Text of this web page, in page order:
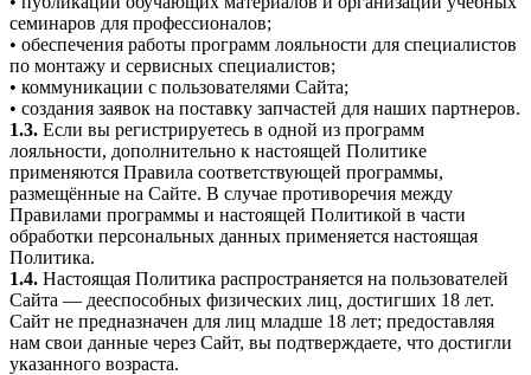
семинаров для профессионалов;
• обеспечения работы программ лояльности для специалистов
по монтажу и сервисных специалистов;
• коммуникации с пользователями Сайта;
• создания заявок на поставку запчастей для наших партнеров.
1.3. Если вы регистрируетесь в одной из программ
лояльности, дополнительно к настоящей Политике
применяются Правила соответствующей программы,
размещённые на Сайте. В случае противоречия между
Правилами программы и настоящей Политикой в части
обработки персональных данных применяется настоящая
Политика.
1.4. Настоящая Политика распространяется на пользователей
Сайта — дееспособных физических лиц, достигших 18 лет.
Сайт не предназначен для лиц младше 18 лет; предоставляя
нам свои данные через Сайт, вы подтверждаете, что достигли
указанного возраста.